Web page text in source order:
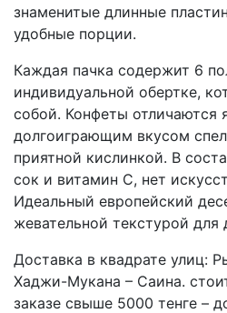
знаменитые длинные
удобные порции.
Каждая пачка содержит 6
индивидуальной обертке,
собой. Конфеты отличаются
долгоиграющим вкусом
приятной кислинкой. В
сок и витамин C, нет
Идеальный европейский
жевательной текстурой для
Доставка в квадрате улиц:
Хаджи-Мукана – Саина.
заказе свыше 5000 тенге –